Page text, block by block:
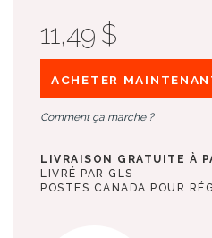
11,49 $
ACHETER
Comment ça marche ?
LIVRAISON GRATUITE À
LIVRÉ PAR GLS
POSTES CANADA POUR